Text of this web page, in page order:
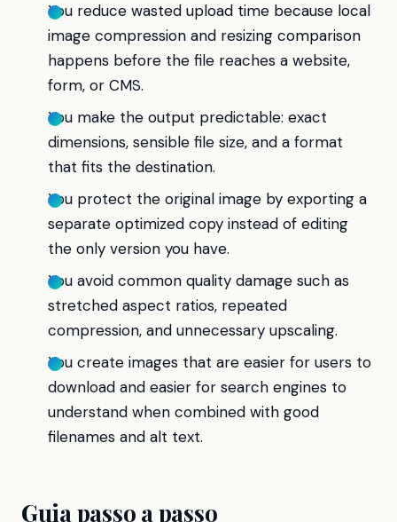
You reduce wasted upload time because local
image compression and resizing comparison
happens before the file reaches a website,
form, or CMS.
You make the output predictable: exact
dimensions, sensible file size, and a format
that fits the destination.
You protect the original image by exporting a
separate optimized copy instead of editing
the only version you have.
You avoid common quality damage such as
stretched aspect ratios, repeated
compression, and unnecessary upscaling.
You create images that are easier for users to
download and easier for search engines to
understand when combined with good
filenames and alt text.
Guia passo a passo